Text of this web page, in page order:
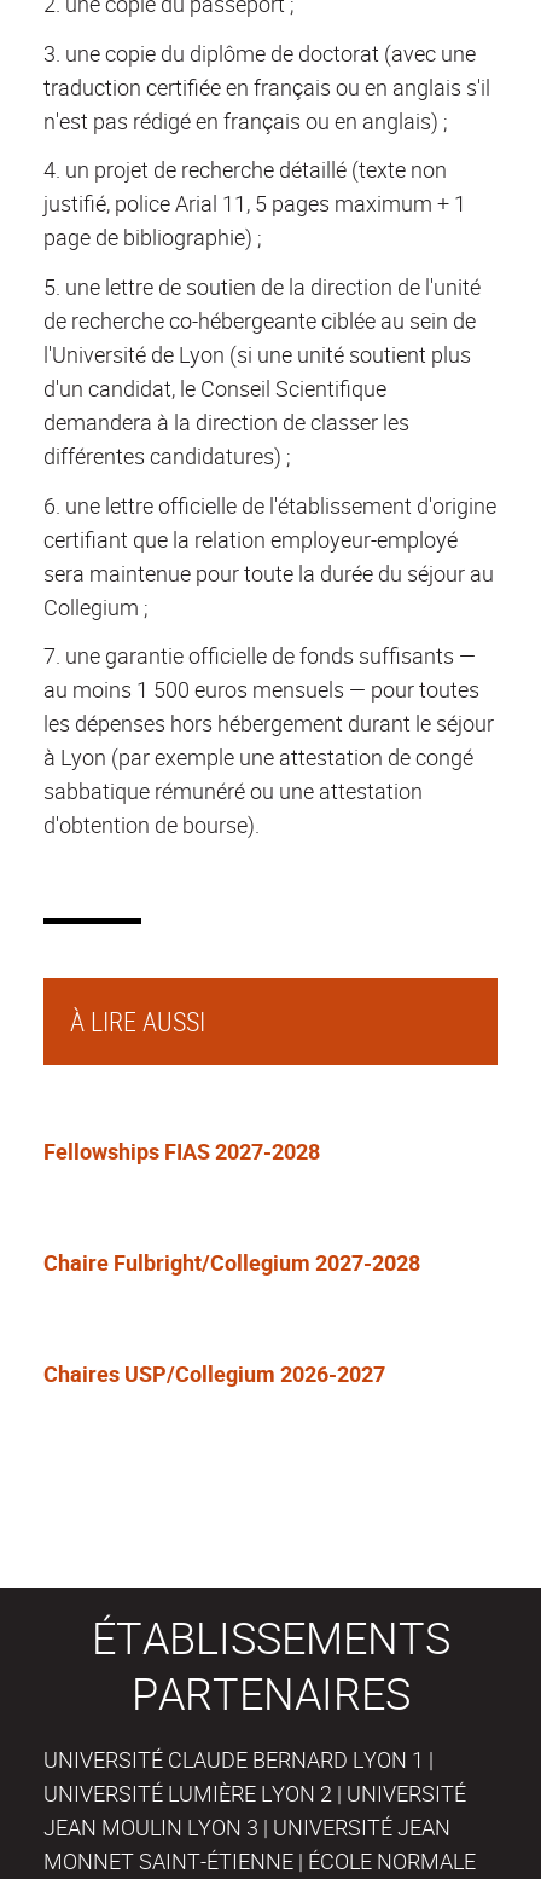
3. une copie du diplôme de doctorat (avec une
traduction certifiée en français ou en anglais s'il
n'est pas rédigé en français ou en anglais) ;
4. un projet de recherche détaillé (texte non
justifié, police Arial 11, 5 pages maximum + 1
page de bibliographie) ;
5. une lettre de soutien de la direction de l'unité
de recherche co-hébergeante ciblée au sein de
l'Université de Lyon (si une unité soutient plus
d'un candidat, le Conseil Scientifique
demandera à la direction de classer les
différentes candidatures) ;
6. une lettre officielle de l'établissement d'origine
certifiant que la relation employeur-employé
sera maintenue pour toute la durée du séjour au
Collegium ;
7. une garantie officielle de fonds suffisants —
au moins 1 500 euros mensuels — pour toutes
les dépenses hors hébergement durant le séjour
à Lyon (par exemple une attestation de congé
sabbatique rémunéré ou une attestation
d'obtention de bourse).
À LIRE AUSSI
Fellowships FIAS 2027-2028
Chaire Fulbright/Collegium 2027-2028
Chaires USP/Collegium 2026-2027
ÉTABLISSEMENTS
PARTENAIRES
UNIVERSITÉ CLAUDE BERNARD LYON 1 |
UNIVERSITÉ LUMIÈRE LYON 2 | UNIVERSITÉ
JEAN MOULIN LYON 3 | UNIVERSITÉ JEAN
MONNET SAINT-ÉTIENNE | ÉCOLE NORMALE